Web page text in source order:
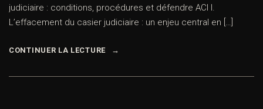
judiciaire : conditions, procédures et défendre ACI I.
L’effacement du casier judiciaire : un enjeu central en […]
CONTINUER LA LECTURE